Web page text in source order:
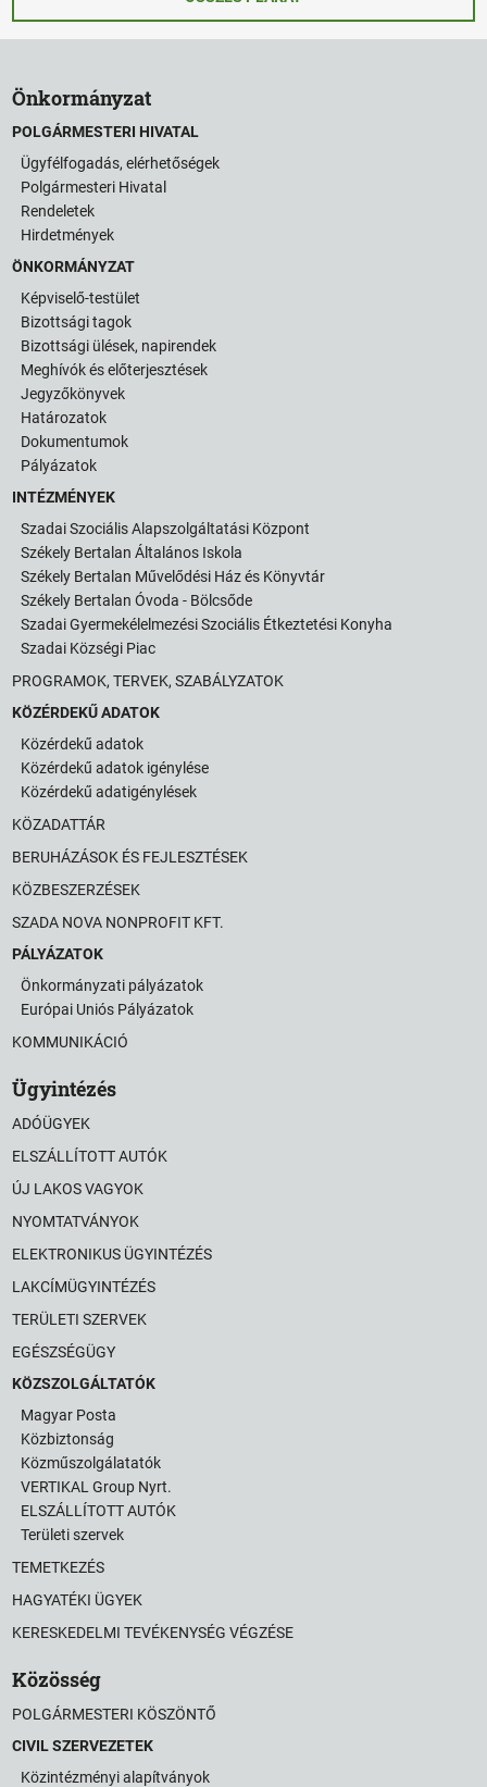
Önkormányzat
POLGÁRMESTERI HIVATAL
Ügyfélfogadás, elérhetőségek
Polgármesteri Hivatal
Rendeletek
Hirdetmények
ÖNKORMÁNYZAT
Képviselő-testület
Bizottsági tagok
Bizottsági ülések, napirendek
Meghívók és előterjesztések
Jegyzőkönyvek
Határozatok
Dokumentumok
Pályázatok
INTÉZMÉNYEK
Szadai Szociális Alapszolgáltatási Központ
Székely Bertalan Általános Iskola
Székely Bertalan Művelődési Ház és Könyvtár
Székely Bertalan Óvoda - Bölcsőde
Szadai Gyermekélelmezési Szociális Étkeztetési Konyha
Szadai Községi Piac
PROGRAMOK, TERVEK, SZABÁLYZATOK
KÖZÉRDEKŰ ADATOK
Közérdekű adatok
Közérdekű adatok igénylése
Közérdekű adatigénylések
KÖZADATTÁR
BERUHÁZÁSOK ÉS FEJLESZTÉSEK
KÖZBESZERZÉSEK
SZADA NOVA NONPROFIT KFT.
PÁLYÁZATOK
Önkormányzati pályázatok
Európai Uniós Pályázatok
KOMMUNIKÁCIÓ
Ügyintézés
ADÓÜGYEK
ELSZÁLLÍTOTT AUTÓK
ÚJ LAKOS VAGYOK
NYOMTATVÁNYOK
ELEKTRONIKUS ÜGYINTÉZÉS
LAKCÍMÜGYINTÉZÉS
TERÜLETI SZERVEK
EGÉSZSÉGÜGY
KÖZSZOLGÁLTATÓK
Magyar Posta
Közbiztonság
Közműszolgálatatók
VERTIKAL Group Nyrt.
ELSZÁLLÍTOTT AUTÓK
Területi szervek
TEMETKEZÉS
HAGYATÉKI ÜGYEK
KERESKEDELMI TEVÉKENYSÉG VÉGZÉSE
Közösség
POLGÁRMESTERI KÖSZÖNTŐ
CIVIL SZERVEZETEK
Közintézményi alapítványok